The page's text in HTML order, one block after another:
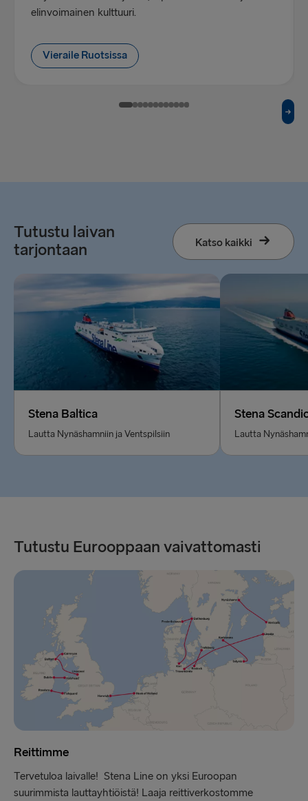
elinvoimainen kulttuuri.
Vieraile Ruotsissa
Tutustu laivan
tarjontaan
Katso kaikki
Stena Baltica
Lautta Nynäshamniin ja Ventspilsiin
Stena
Lautta
Tutustu Eurooppaan vaivattomasti
Reittimme
Tervetuloa laivalle! Stena Line on yksi Euroopan
suurimmista lauttayhtiöistä! Laaja reittiverkostomme